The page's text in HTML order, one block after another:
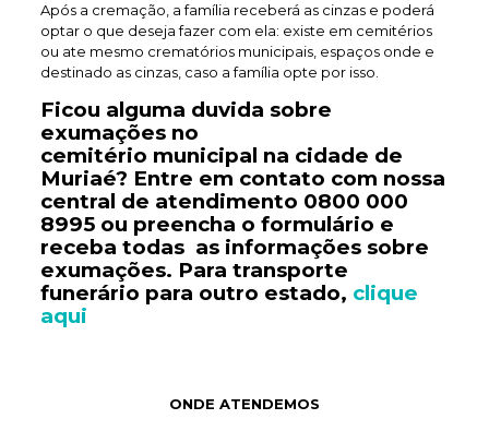
Após a cremação, a família receberá as cinzas e poderá
optar o que deseja fazer com ela: existe em cemitérios
ou ate mesmo crematórios municipais, espaços onde e
destinado as cinzas, caso a família opte por isso.
Ficou alguma duvida sobre
exumações no
cemitério municipal na cidade de
Muriaé? Entre em contato com nossa
central de atendimento 0800 000
8995ou preencha o formulário e
receba todas as informações sobre
exumações. Para transporte
funerário para outro estado, clique
aqui
ONDE ATENDEMOS